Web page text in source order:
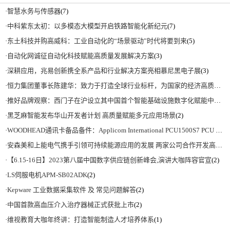
·智慧水务与传感器(7)
·中科紫东太初：以多模态大模型开启铁路智能化新纪元(7)
·东土科技并购高威科：工业自动化的“场景驱动”时代将要到来(5)
· 自动化网诚征自动化科技赋能高质量发展解决方案(3)
·深耕应用，兆易创新携全系产品和行业解决方案亮相慕尼黑电子展(3)
·恒力集团董事长陈建华：致力于打造全球行业标杆，为国家的经济高质量发展贡献更大力量|上海电气集团党委书记、董事长吴磊来访
·推好品牌观察：西门子在沪设立其中国首个智能基础设施数字化赋能中心
·黑芝麻智能发布华山开发者计划 高质量赋能多元应用场景(2)
·WOODHEAD通讯卡备品备件：Applicom International PCU1500S7 PCU 1500 S7 V4.5.0
·安森美和上能电气携手引领可持续能源应用的发展 两家公司合作开发高性能储能和太阳能组串式逆变器方案 以实现可持续的未来
· 【6.15-16日】2023第八届中国数字供应链创新峰会,演讲大咖阵容官宣(2)
·LS伺服电机APM-SB02ADK(2)
·Kepware 工业数据采集软件 及 常见问题解答(2)
·中国首款高血压介入治疗器械正式获批上市(2)
·维视教育大咖年终讲：打造智能制造人才培养体系(1)